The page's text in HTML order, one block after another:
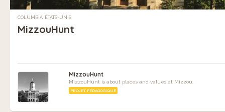
COLUMBIA, ÉTATS-UNIS
MizzouHunt
MizzouHunt
MizzouHunt is about places and values at Mizzou.
PROJET PÉDAGOGIQUE